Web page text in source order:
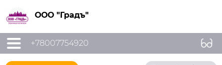
ООО "Градъ"
+78007754920